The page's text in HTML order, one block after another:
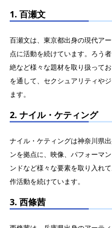
1. 百瀬文
百瀬文は、東京都出身の現代ア
点に活動を続けています。ろう
絶など様々な題材を取り扱って
を通して、セクシュアリティや
ます。
2. ナイル・ケティング
ナイル・ケティングは神奈川県
ンを拠点に、映像、パフォーマ
ンドなど様々な要素を取り入れ
作活動を続けています。
3. 西條茜